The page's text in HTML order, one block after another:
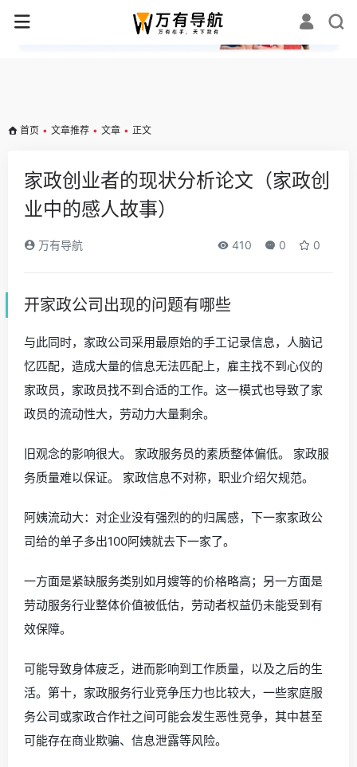
✕
首页 • 文章推荐 • 文章 • 正文
家政创业者的现状分析论文（家政创
业中的感人故事）
万有导航 410 0 0
开家政公司出现的问题有哪些
与此同时，家政公司采用最原始的手工记录信息，人脑记
忆匹配，造成大量的信息无法匹配上，雇主找不到心仪的
家政员，家政员找不到合适的工作。这一模式也导致了家
政员的流动性大，劳动力大量剩余。
旧观念的影响很大。 家政服务员的素质整体偏低。 家政服
务质量难以保证。 家政信息不对称，职业介绍欠规范。
阿姨流动大：对企业没有强烈的的归属感，下一家家政公
司给的单子多出100阿姨就去下一家了。
一方面是紧缺服务类别如月嫂等的价格略高；另一方面是
劳动服务行业整体价值被低估，劳动者权益仍未能受到有
效保障。
可能导致身体疲乏，进而影响到工作质量，以及之后的生
活。第十，家政服务行业竞争压力也比较大，一些家庭服
务公司或家政合作社之间可能会发生恶性竞争，其中甚至
可能存在商业欺骗、信息泄露等风险。